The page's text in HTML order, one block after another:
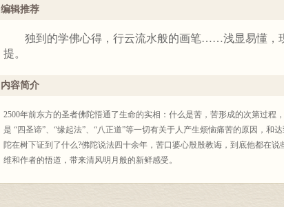
编辑推荐
独到的学佛心得，行云流水般的画笔……浅显易懂，
提。
内容简介
2500年前东方的圣者佛陀悟通了生命的实相：什么是苦，苦形成的次第过程
是 “四圣谛”、“缘起法”、“八正道”等一切有关于人产生烦恼痛苦的原因，和
陀在树下证到了什么?佛陀说法四十余年，苦口婆心殷殷教诲，到底他都在
维和作者的悟道，带来清风明月般的新鲜感受。